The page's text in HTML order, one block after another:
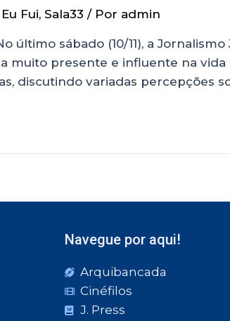
Eu Fui, Sala33 / Por admin
último sábado (10/11), a
muito presente e influente na
discutindo variadas percepções
Navegue por aqui!
Arquibancada
Cinéfilos
J. Press